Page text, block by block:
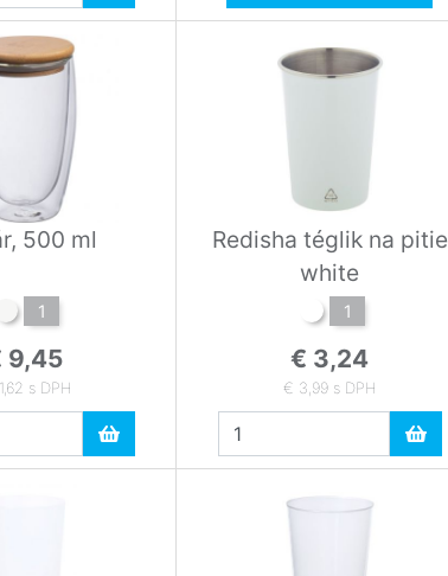
500 ml
1
9,45
s DPH
Redisha téglik na pitie
white
1
€ 3,24
€ 3,99 s DPH